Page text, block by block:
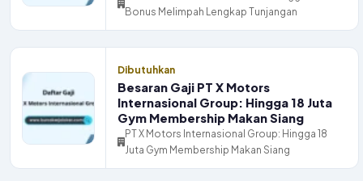
Bonus Melimpah Lengkap Tunjangan
Dibutuhkan
Besaran Gaji PT X Motors
Internasional Group: Hingga 18 Juta
Gym Membership Makan Siang
PT X Motors Internasional Group: Hingga 18
Juta Gym Membership Makan Siang